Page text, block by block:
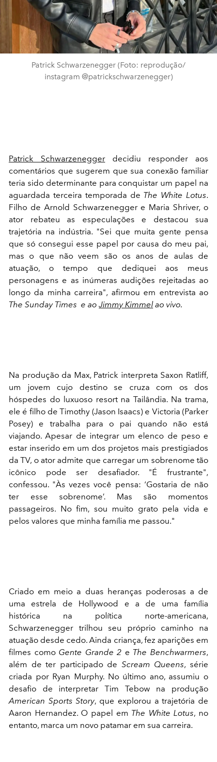
Patrick Schwarzenegger (Foto: reprodução/
instagram @patrickschwarzenegger)
Patrick Schwarzenegger decidiu responder aos
comentários que sugerem que sua conexão familiar
teria sido determinante para conquistar um papel na
aguardada terceira temporada de The White Lotus.
Filho de Arnold Schwarzenegger e Maria Shriver, o
ator rebateu as especulações e destacou sua
trajetória na indústria. "Sei que muita gente pensa
que só consegui esse papel por causa do meu pai,
mas o que não veem são os anos de aulas de
atuação, o tempo que dediquei aos meus
personagens e as inúmeras audições rejeitadas ao
longo da minha carreira", afirmou em entrevista ao
The Sunday Times e ao Jimmy Kimmel ao vivo.
Na produção da Max, Patrick interpreta Saxon Ratliff,
um jovem cujo destino se cruza com os dos
hóspedes do luxuoso resort na Tailândia. Na trama,
ele é filho de Timothy (Jason Isaacs) e Victoria (Parker
Posey) e trabalha para o pai quando não está
viajando. Apesar de integrar um elenco de peso e
estar inserido em um dos projetos mais prestigiados
da TV, o ator admite que carregar um sobrenome tão
icônico pode ser desafiador. "É frustrante",
confessou. "Às vezes você pensa: ‘Gostaria de não
ter esse sobrenome’. Mas são momentos
passageiros. No fim, sou muito grato pela vida e
pelos valores que minha família me passou."
Criado em meio a duas heranças poderosas a de
uma estrela de Hollywood e a de uma família
histórica na política norte-americana,
Schwarzenegger trilhou seu próprio caminho na
atuação desde cedo. Ainda criança, fez aparições em
filmes como Gente Grande 2 e The Benchwarmers,
além de ter participado de Scream Queens, série
criada por Ryan Murphy. No último ano, assumiu o
desafio de interpretar Tim Tebow na produção
American Sports Story, que explorou a trajetória de
Aaron Hernandez. O papel em The White Lotus, no
entanto, marca um novo patamar em sua carreira.